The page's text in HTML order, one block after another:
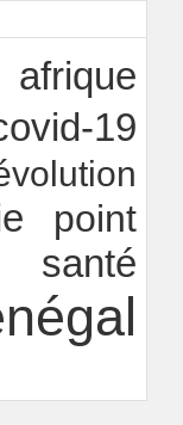
afrique
19
point
santé